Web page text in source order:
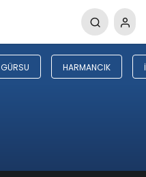
GÜRSU HARMANCIK